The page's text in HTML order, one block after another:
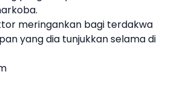
meringankan bagi terdakwa
yang dia tunjukkan selama di